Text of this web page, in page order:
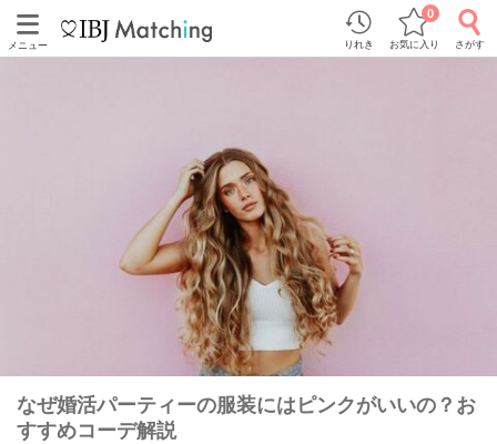
メニュー りれき お気に入り
0
さがす
なぜ婚活パーティーの服装にはピンクがいいの？お
すすめコーデ解説